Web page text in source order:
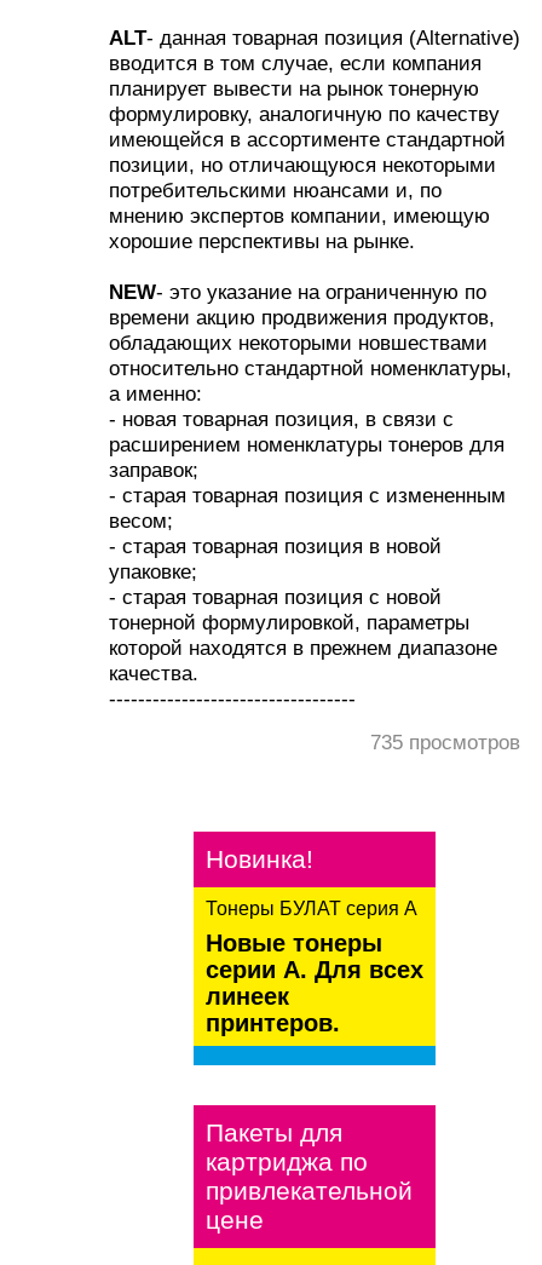
ALT- данная товарная позиция (Alternative)
вводится в том случае, если компания
планирует вывести на рынок тонерную
формулировку, аналогичную по качеству
имеющейся в ассортименте стандартной
позиции, но отличающуюся некоторыми
потребительскими нюансами и, по
мнению экспертов компании, имеющую
хорошие перспективы на рынке.
NEW- это указание на ограниченную по
времени акцию продвижения продуктов,
обладающих некоторыми новшествами
относительно стандартной номенклатуры,
а именно:
- новая товарная позиция, в связи с
расширением номенклатуры тонеров для
заправок;
- старая товарная позиция с измененным
весом;
- старая товарная позиция в новой
упаковке;
- старая товарная позиция с новой
тонерной формулировкой, параметры
которой находятся в прежнем диапазоне
качества.
----------------------------------
735 просмотров
kaspersky
Новинка!
Тонеры БУЛАТ серия А
Новые тонеры
серии А. Для всех
линеек
принтеров.
Пакеты для
картриджа по
привлекательной
цене